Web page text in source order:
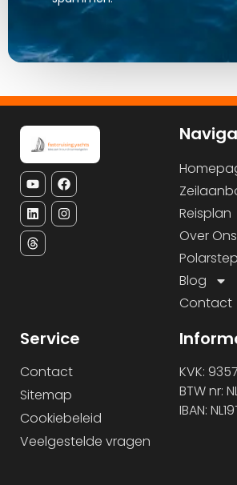
Reisplan
Over Ons
Blog
Contact
Service
Contact
Sitemap
Cookiebeleid
Veelgestelde vragen
KVK:
BTW nr:
IBAN: